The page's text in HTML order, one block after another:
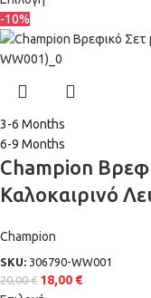
-10%
3-6 Months
6-9 Months
Champion
Καλοκαιρινό
Champion
SKU: 306790-WW001
20,00€ 18,00 €